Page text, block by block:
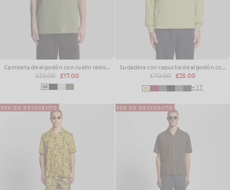
Camiseta de algodón con cuello redondo y logo en cursiva
£35.00 £17.00
Sudadera con capucha de algodón con forro polar
£70.00 £35.00
+17
50% DE DESCUENTO 50% DE DESCUENTO